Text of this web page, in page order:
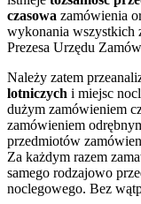
czasowa zamówienia
wykonania wszystkich
Prezesa Urzędu
Należy zatem
lotniczych i miejsc
dużym zamówieniem
zamówieniem
przedmiotów
Za każdym razem
samego rodzajowo
noclegowego. Bez